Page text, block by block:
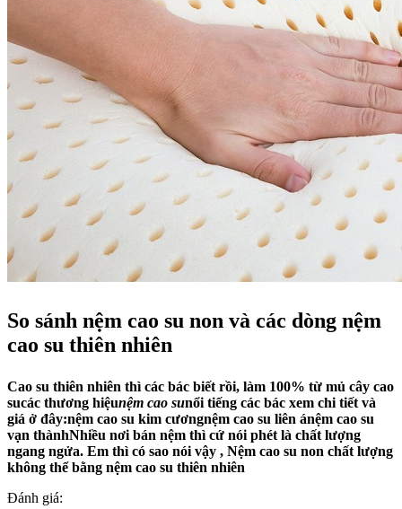
So sánh nệm cao su non và các dòng nệm
cao su thiên nhiên
Cao su thiên nhiên thì các bác biết rồi, làm 100% từ mủ cây cao
sucác thương hiệunệm cao sunổi tiếng các bác xem chi tiết và
giá ở đây:nệm cao su kim cươngnệm cao su liên ánệm cao su
vạn thànhNhiều nơi bán nệm thì cứ nói phét là chất lượng
ngang ngửa. Em thì có sao nói vậy , Nệm cao su non chất lượng
không thể bằng nệm cao su thiên nhiên
Đánh giá: